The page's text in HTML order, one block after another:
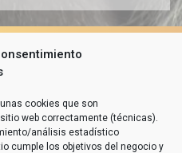
cookies que son
web correctamente (técnicas).
análisis estadístico
cumple los objetivos del negocio y